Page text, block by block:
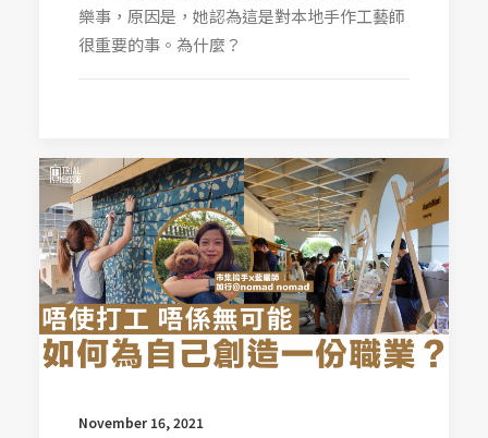
樂事，原因是，她認為這是對本地手作工藝師
很重要的事。為什麼？
November 16, 2021